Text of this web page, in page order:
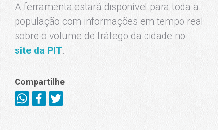
A ferramenta estará disponível para toda a
população com informações em tempo real
sobre o volume de tráfego da cidade no
site da PIT.
Compartilhe